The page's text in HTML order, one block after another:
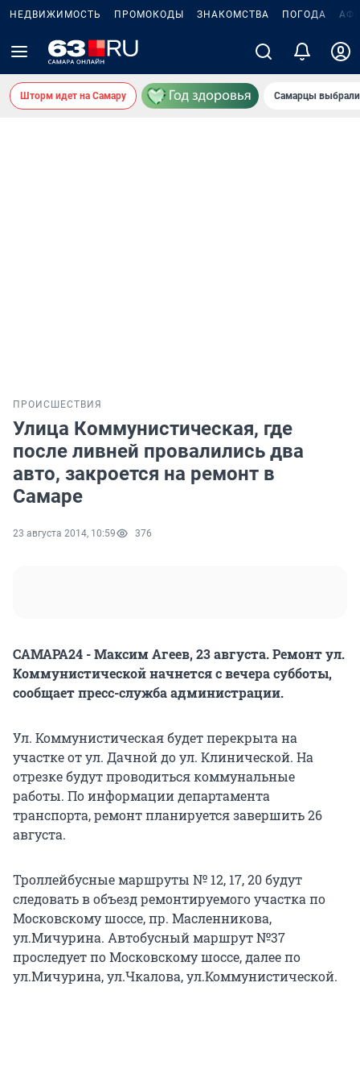
НЕДВИЖИМОСТЬ ПРОМОКОДЫ ЗНАКОМСТВА ПОГОДА
Шторм идет на Самару Самарцы
ПРОИСШЕСТВИЯ
Улица Коммунистическая, где
после ливней провалились два
авто, закроется на ремонт в
Самаре
23 августа 2014, 10:59 376
САМАРА24 - Максим Агеев, 23 августа. Ремонт ул.
Коммунистической начнется с вечера субботы,
сообщает пресс-служба администрации.
Ул. Коммунистическая будет перекрыта на
участке от ул. Дачной до ул. Клинической. На
отрезке будут проводиться коммунальные
работы. По информации департамента
транспорта, ремонт планируется завершить 26
августа.
Троллейбусные маршруты № 12, 17, 20 будут
следовать в объезд ремонтируемого участка по
Московскому шоссе, пр. Масленникова,
ул.Мичурина. Автобусный маршрут №37
проследует по Московскому шоссе, далее по
ул.Мичурина, ул.Чкалова, ул.Коммунистической.